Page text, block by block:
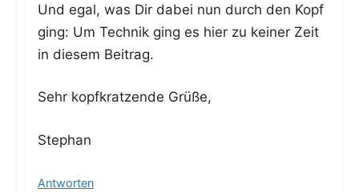
Und egal, was Dir dabei nun durch den Kopf
ging: Um Tech­nik ging es hier zu kei­ner Zeit
in die­sem Beitrag.
Sehr kopf­krat­zen­de Grüße,
Ste­phan
Antworten